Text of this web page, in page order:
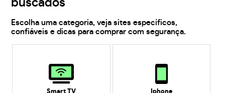
buscados
Escolha uma categoria, veja sites específicos,
confiáveis e dicas para comprar com segurança.
Smart TV Iphone